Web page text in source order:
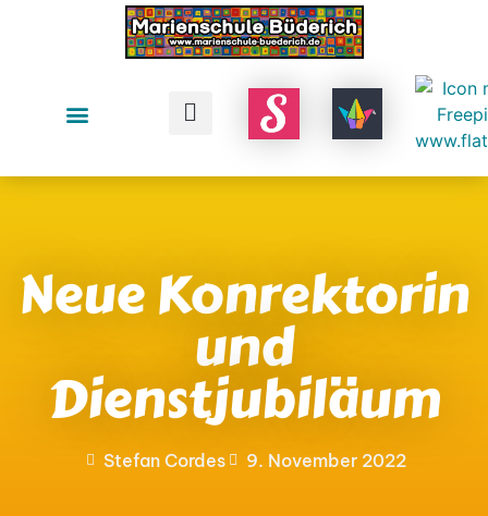
Neue Konrektorin
und
Dienstjubiläum
Stefan Cordes 9. November 2022